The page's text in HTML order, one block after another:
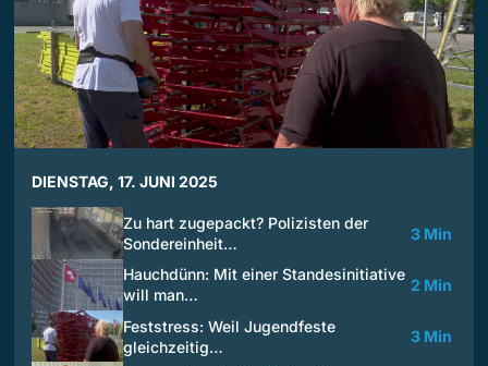
DIENSTAG, 17. JUNI 2025
Zu hart zugepackt? Polizisten der
Sondereinheit…
3 Min
Hauchdünn: Mit einer Standesinitiative
will man…
2 Min
Feststress: Weil Jugendfeste
gleichzeitig…
3 Min